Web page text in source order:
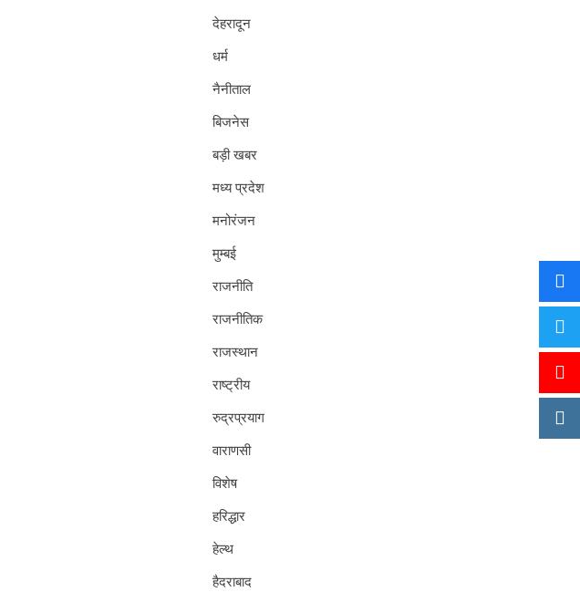
देहरादून
धर्म
नैनीताल
बिजनेस
बड़ी खबर
मध्य प्रदेश
मनोरंजन
मुम्बई
राजनीति
राजनीतिक
राजस्थान
राष्ट्रीय
रुद्रप्रयाग
वाराणसी
विशेष
हरिद्धार
हेल्थ
हैदराबाद